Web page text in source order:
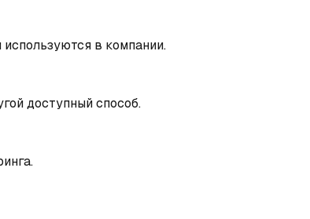
в компании.
доступный способ.